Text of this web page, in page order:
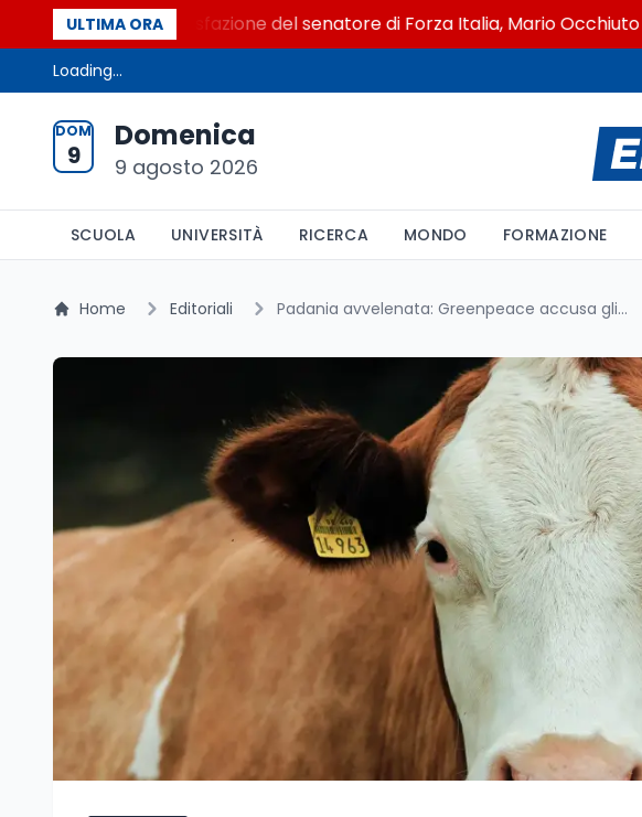
ULTIMA ORA
La soddisfazione del senatore di Forza Italia, Mario Occhiuto
Loading...
DOM
9
Domenica
9 agosto 2026
SCUOLA UNIVERSITÀ RICERCA MONDO FORMAZIONE
Home Editoriali Padania avvelenata: Greenpeace accusa gli allevamenti intensivi